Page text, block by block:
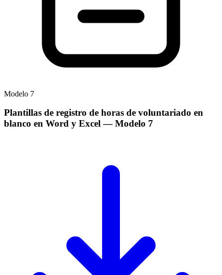
Modelo 7
Plantillas de registro de horas de voluntariado en
blanco en Word y Excel— Modelo 7